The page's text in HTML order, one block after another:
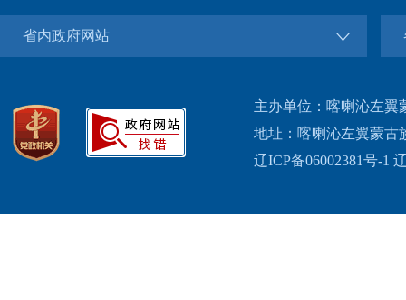
省内政府网站
主办单位：喀喇沁左翼
地址：喀喇沁左翼蒙古
辽ICP备06002381号-1